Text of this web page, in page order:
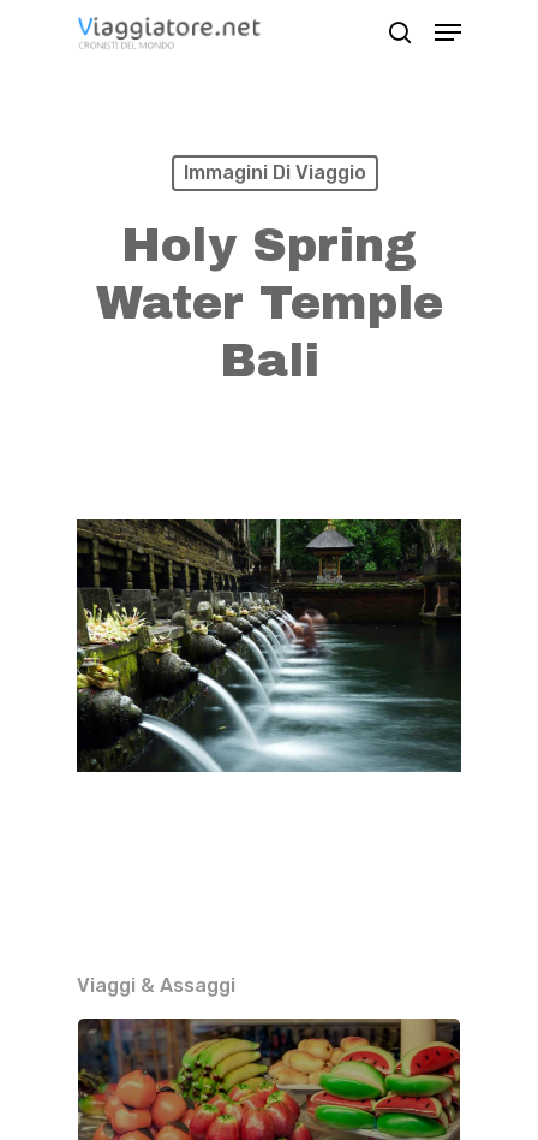
Menu
Immagini Di Viaggio
Holy Spring
Water Temple
Bali
Viaggi & Assaggi